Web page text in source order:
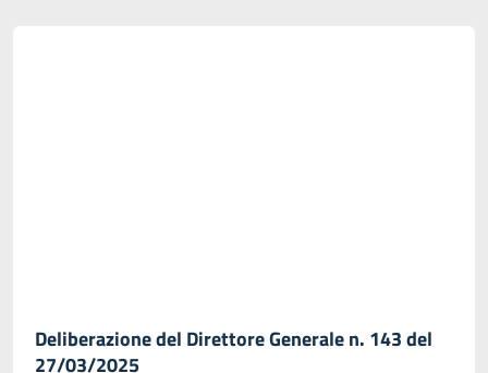
Deliberazione del Direttore Generale n. 143 del
27/03/2025